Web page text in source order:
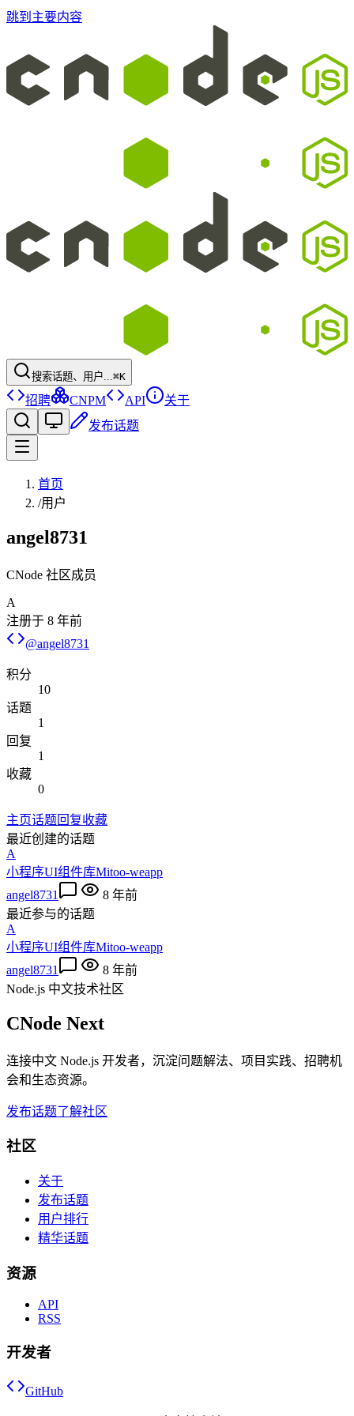
跳到主要内容
搜索话题、用户...⌘K
招聘 CNPM API
关于
发布话题
首页
/用户
angel8731
CNode 社区成员
A
注册于 8 年前
@angel8731
积分
10
话题
1
回复
1
收藏
0
主页话题回复收藏
最近创建的话题
A
小程序UI组件库Mitoo-weapp
angel8731
8 年前
最近参与的话题
A
小程序UI组件库Mitoo-weapp
angel8731
8 年前
Node.js 中文技术社区
CNode Next
连接中文 Node.js 开发者，沉淀问题解法、项目实践、招聘机
会和生态资源。
发布话题了解社区
社区
关于
发布话题
用户排行
精华话题
资源
API
RSS
开发者
GitHub